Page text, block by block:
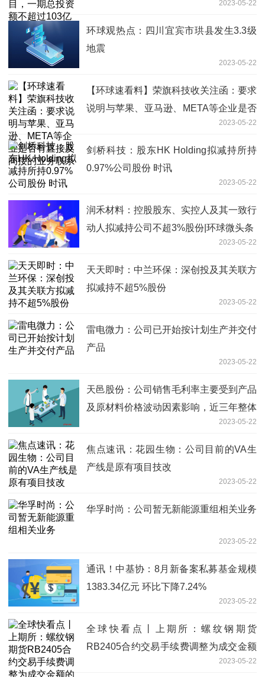
2023-05-22
环球观热点：四川宜宾市珙县发生3.3级
地震
2023-05-22
【环球速看料】荣旗科技收关注函：要求
说明与苹果、亚马逊、META等企业是否
2023-05-22
剑桥科技：股东HK Holding拟减持所持
0.97%公司股份 时讯
2023-05-22
润禾材料：控股股东、实控人及其一致行
动人拟减持公司不超3%股份|环球微头条
2023-05-22
天天即时：中兰环保：深创投及其关联方
拟减持不超5%股份
2023-05-22
雷电微力：公司已开始按计划生产并交付
产品
2023-05-22
天邑股份：公司销售毛利率主要受到产品
及原材料价格波动因素影响，近三年整体
保持稳定在20%左右_环球观天下2023-05-22
焦点速讯：花园生物：公司目前的VA生
产线是原有项目技改
2023-05-22
华孚时尚：公司暂无新能源重组相关业务
2023-05-22
通讯！中基协：8月新备案私募基金规模
1383.34亿元 环比下降7.24%
2023-05-22
全球快看点丨上期所：螺纹钢期货
RB2405合约交易手续费调整为成交金额
2023-05-22